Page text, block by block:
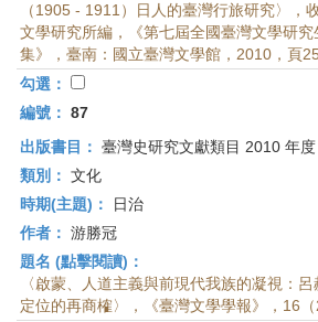
（1905 - 1911）日人的臺灣行旅研究〉，
文學研究所編，《第七屆全國臺灣文學研
集》，臺南：國立臺灣文學館，2010，頁
勾選：
編號： 87
出版書目： 臺灣史研究文獻類目 2010 年度
類別： 文化
時期(主題)：
日治
作者： 游勝冠
題名 (點擊閱讀)：
〈啟蒙、人道主義與前現代我族的凝視：
定位的再商榷〉，《臺灣文學學報》，16（